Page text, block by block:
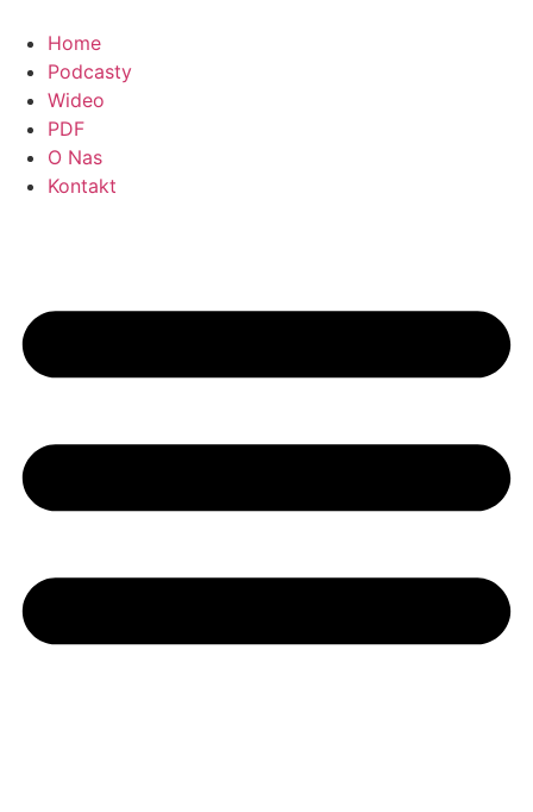
naar
inhoud
Home
Podcasty
Wideo
PDF
O Nas
Kontakt